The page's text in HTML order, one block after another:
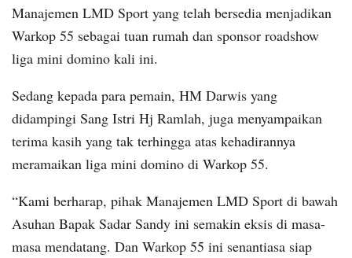
Manajemen LMD Sport yang telah bersedia menjadikan
Warkop 55 sebagai tuan rumah dan sponsor roadshow
liga mini domino kali ini.
Sedang kepada para pemain, HM Darwis yang
didampingi Sang Istri Hj Ramlah, juga menyampaikan
terima kasih yang tak terhingga atas kehadirannya
meramaikan liga mini domino di Warkop 55.
“Kami berharap, pihak Manajemen LMD Sport di bawah
Asuhan Bapak Sadar Sandy ini semakin eksis di masa-
masa mendatang. Dan Warkop 55 ini senantiasa siap